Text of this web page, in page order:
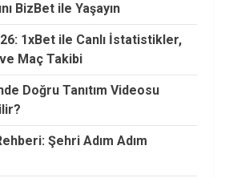
BizBet ile Yaşayın
1xBet ile Canlı İstatistikler,
Maç Takibi
Doğru Tanıtım Videosu
Şehri Adım Adım